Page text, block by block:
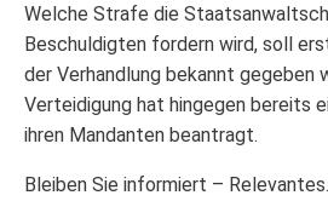
Welche Strafe die
Beschuldigten fordern wird, soll
der Verhandlung bekannt gegeben
Verteidigung hat hingegen bereits
ihren Mandanten beantragt.
Bleiben Sie informiert –